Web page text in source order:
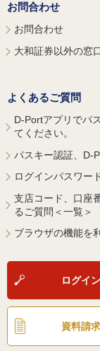
お問合わせ
お問合わせ
大和証券以外の窓
よくあるご質問
D-Portアプリでパ
てください。
パスキー認証、D-
ログインパスワー
支店コード、口座
るご質問＜一覧＞
ブラウザの機能を
ログイン
資料請求